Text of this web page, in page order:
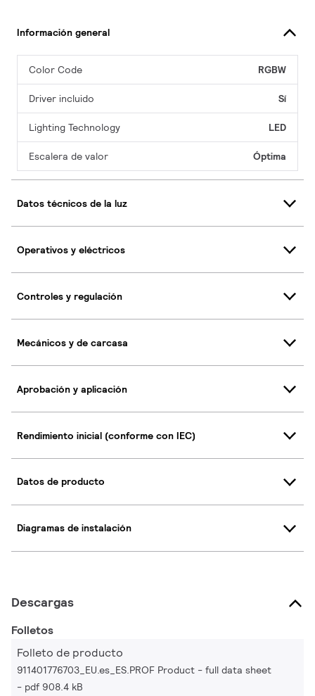
Información general
Color Code RGBW
Driver incluido Sí
Lighting Technology LED
Escalera de valor Óptima
Datos técnicos de la luz
Operativos y eléctricos
Controles y regulación
Mecánicos y de carcasa
Aprobación y aplicación
Rendimiento inicial (conforme con IEC)
Datos de producto
Diagramas de instalación
Descargas
Folletos
Folleto de producto
911401776703_EU.es_ES.PROF Product - full data sheet
pdf 908.4 kB